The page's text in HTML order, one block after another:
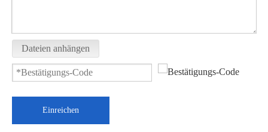
Dateien anhängen
Einreichen